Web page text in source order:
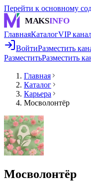
Перейти к основному
MAKSINFO
ГлавнаяКаталогVIP
ВойтиРазместить
РазместитьРазместить
Главная
Каталог
Карьера
Мосволонтёр
Мосволонтёр